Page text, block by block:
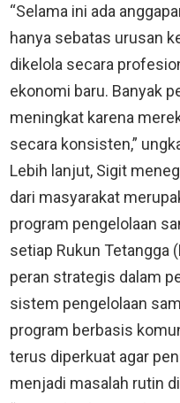
“Selama ini ada
hanya sebatas urusan
dikelola secara
ekonomi baru. Banyak
meningkat karena
secara konsisten,”
Lebih lanjut, Sigit
dari masyarakat
program pengelolaan
setiap Rukun Tetangga
peran strategis dalam
sistem pengelolaan
program berbasis
terus diperkuat agar
menjadi masalah rutin